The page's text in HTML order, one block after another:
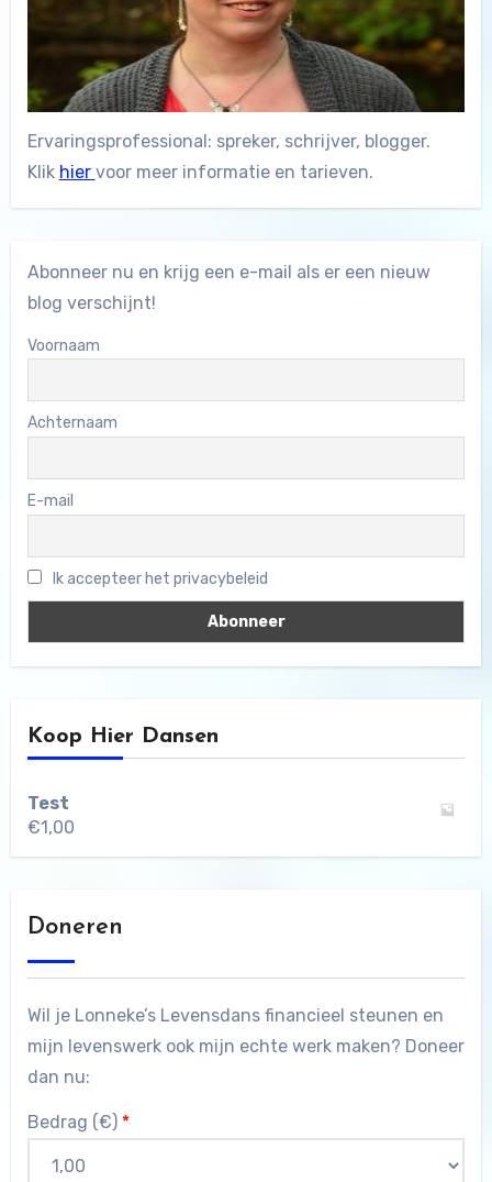
Ervaringsprofessional: spreker, schrijver, blogger.
Klik hier voor meer informatie en tarieven.
Abonneer nu en krijg een e-mail als er een nieuw
blog verschijnt!
Voornaam
Achternaam
E-mail
Ik accepteer het privacybeleid
Koop Hier Dansen
Test
€1,00
Doneren
Wil je Lonneke’s Levensdans financieel steunen en
mijn levenswerk ook mijn echte werk maken? Doneer
dan nu:
Bedrag (€) *